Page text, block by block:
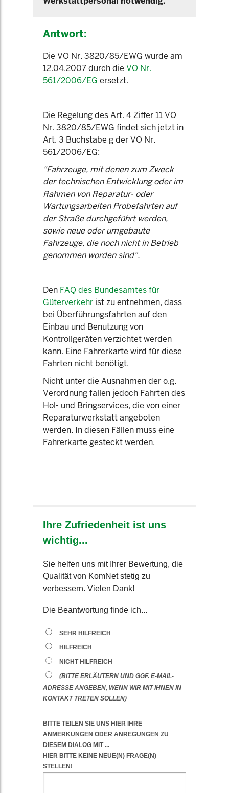
Antwort:
Die VO Nr. 3820/85/EWG wurde am
12.04.2007 durch die VO Nr.
561/2006/EG ersetzt.
Die Regelung des Art. 4 Ziffer 11 VO
Nr. 3820/85/EWG findet sich jetzt in
Art. 3 Buchstabe g der VO Nr.
561/2006/EG:
"Fahrzeuge, mit denen zum Zweck
der technischen Entwicklung oder im
Rahmen von Reparatur- oder
Wartungsarbeiten Probefahrten auf
der Straße durchgeführt werden,
sowie neue oder umgebaute
Fahrzeuge, die noch nicht in Betrieb
genommen worden sind".
Den FAQ des Bundesamtes für
Güterverkehr ist zu entnehmen, dass
bei Überführungsfahrten auf den
Einbau und Benutzung von
Kontrollgeräten verzichtet werden
kann. Eine Fahrerkarte wird für diese
Fahrten nicht benötigt.
Nicht unter die Ausnahmen der o.g.
Verordnung fallen jedoch Fahrten des
Hol- und Bringservices, die von einer
Reparaturwerkstatt angeboten
werden. In diesen Fällen muss eine
Fahrerkarte gesteckt werden.